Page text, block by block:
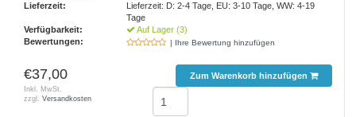
Lieferzeit:
Lieferzeit: D: 2-4 Tage, EU: 3-10 Tage, WW: 4-19
Tage
Verfügbarkeit:
Auf Lager (3)
Bewertungen:
| Ihre Bewertung hinzufügen
€37,00
Inkl. MwSt.
zzgl. Versandkosten
Zum Warenkorb hinzufügen